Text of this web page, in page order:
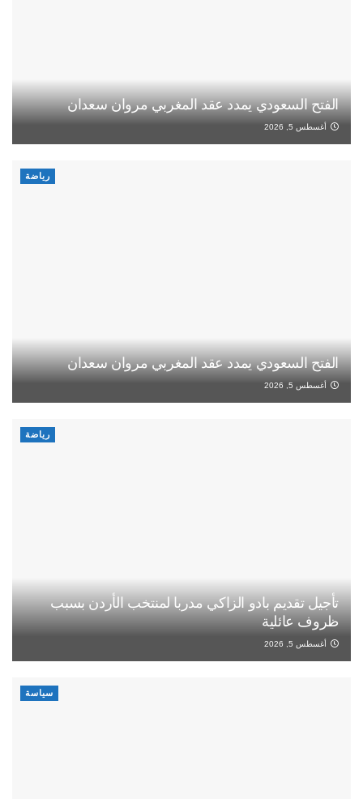
الفتح السعودي يمدد عقد المغربي مروان سعدان
أغسطس 5, 2026
رياضة
الفتح السعودي يمدد عقد المغربي مروان سعدان
أغسطس 5, 2026
رياضة
تأجيل تقديم بادو الزاكي مدربا لمنتخب الأردن بسبب
ظروف عائلية
أغسطس 5, 2026
سياسة